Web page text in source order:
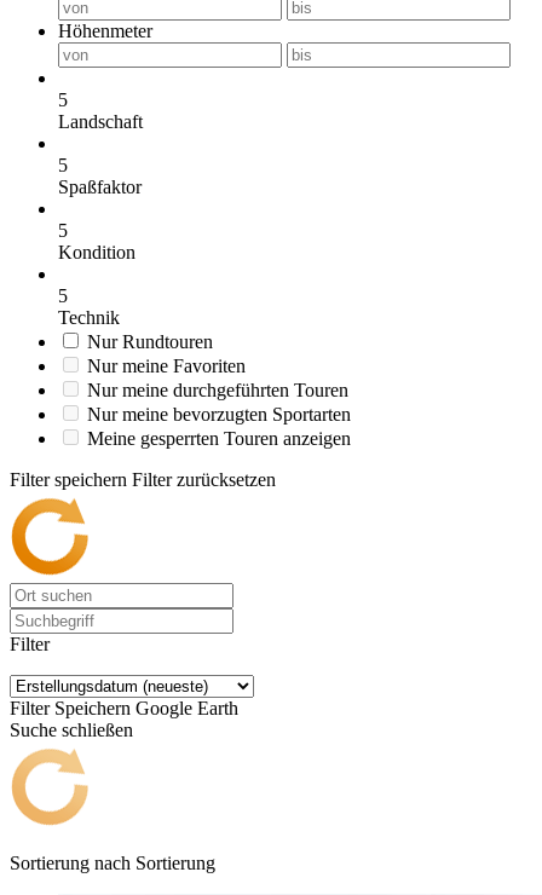
Höhenmeter
5
Landschaft
5
Spaßfaktor
5
Kondition
5
Technik
Nur Rundtouren
Nur meine Favoriten
Nur meine durchgeführten Touren
Nur meine bevorzugten Sportarten
Meine gesperrten Touren anzeigen
Filter speichern Filter zurücksetzen
Filter
Filter Speichern Google Earth
Suche schließen
Sortierung nach Sortierung